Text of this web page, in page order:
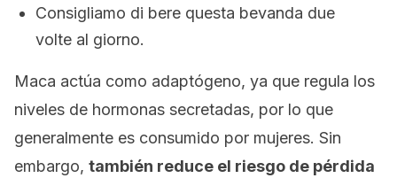
Consigliamo di bere questa bevanda due
volte al giorno.
Maca actúa como adaptógeno, ya que regula los
niveles de hormonas secretadas, por lo que
generalmente es consumido por mujeres. Sin
embargo, también reduce el riesgo de pérdida